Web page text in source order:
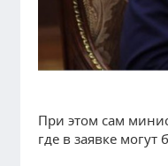
При этом сам
где в заявке